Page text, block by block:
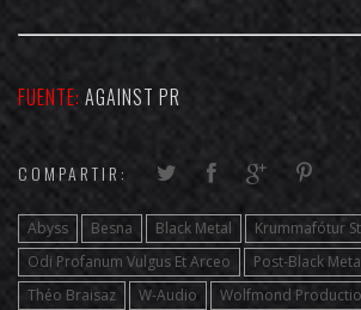
FUENTE: AGAINST PR
COMPARTIR:
Abyss Besna Black Metal
Krummafótur
Odi Profanum Vulgus Et Arceo
Post-Black
Théo Braisaz
W-Audio Wolfmond